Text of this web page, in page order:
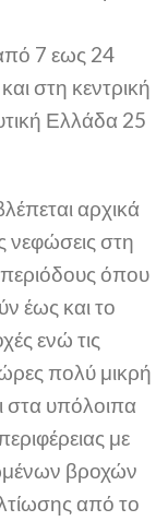
7 εως 24
στη κεντρική
Ελλάδα 25
αρχικά
νεφώσεις στη
όπου
έως και το
ενώ τις
πολύ μικρή
στα υπόλοιπα
με
βροχών
από το